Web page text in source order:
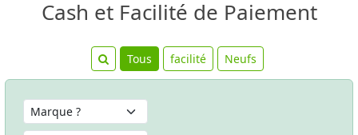
Cash et Facilité de Paiement
Tous facilité Neufs